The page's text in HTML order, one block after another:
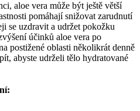
aloe vera může být ještě větší
pomáhají snižovat zarudnutí
se uzdravit a udržet pokožku
‍účinků aloe vera po
postižené oblasti několikrát denně
abyste udrželi tělo hydratované